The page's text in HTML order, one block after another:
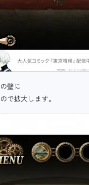
壁に
で拡大します。